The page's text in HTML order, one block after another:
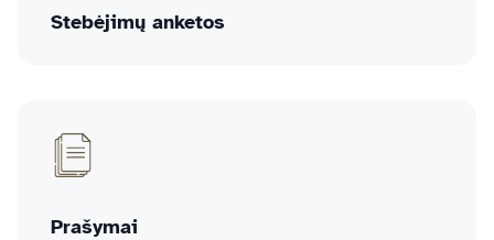
Stebėjimų anketos
Prašymai